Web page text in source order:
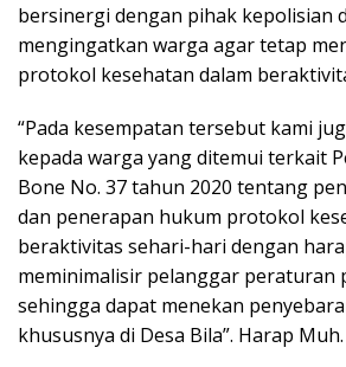
bersinergi dengan pihak kepolisian
mengingatkan warga agar tetap
protokol kesehatan dalam
“Pada kesempatan tersebut kami
kepada warga yang ditemui terkait
Bone No. 37 tahun 2020 tentang
dan penerapan hukum protokol
beraktivitas sehari-hari dengan
meminimalisir pelanggar peraturan
sehingga dapat menekan
khususnya di Desa Bila”. Harap